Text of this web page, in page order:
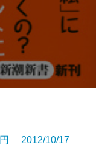
2012/10/17